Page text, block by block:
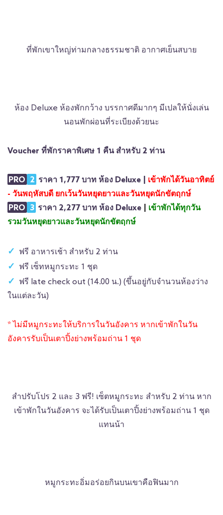
ที่พักเขาใหญ่ท่ามกลางธรรมชาติ อากาศเย็นสบาย
ห้อง Deluxe ห้องพักกว้าง บรรกาศดีมากๆ มีเปลให้นั่งเล่น
นอนพักผ่อนที่ระเบียงด้วยนะ
Voucher ที่พักราคาพิเศษ 1 คืน สำหรับ 2 ท่าน
PRO 2 ราคา 1,777 บาท ห้อง Deluxe |
เข้าพักได้วันอาทิตย์
- วันพฤหัสบดี ยกเว้นวันหยุดยาวและวันหยุดนักขัตฤกษ์
PRO 3 ราคา 2,277 บาท ห้อง Deluxe
เข้าพักได้ทุกวัน
รวมวันหยุดยาวและวันหยุดนักขัตฤกษ์
ฟรี อาหารเช้า สำหรับ 2 ท่าน
ฟรี เซ็ทหมูกระทะ 1 ชุด
ฟรี late check out (14.00 น.) (ขึ้นอยู่กับจำนวนห้องว่าง
ในแต่ละวัน)
* ไม่มีหมูกระทะให้บริการในวันอังคาร หากเข้าพักในวัน
อังคารรับเป็นเตาปิ้งย่างพร้อมถ่าน 1 ชุด
สำปรับโปร 2 และ 3 ฟรี! เซ็ตหมูกระทะ สำหรับ 2 ท่าน หาก
เข้าพักในวันอังคาร จะได้รับเป็นเตาปิ้งย่างพร้อมถ่าน 1 ชุด
แทนน้า
หมูกระทะอิ่มอร่อยกินบนเขาคือฟินมาก